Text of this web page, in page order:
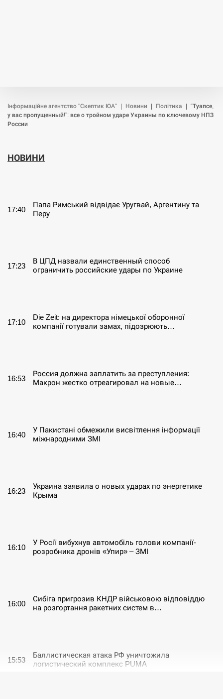
Інформаційне агентство "Скептик ЮА" Новини Політика
“Туапсе,
у вас пропущенный!”: все о тройном ударе Украины по ключевому НПЗ
России
НОВИНИ
17:40
Папа Римський відвідає Уругвай, Аргентину та
Перу
17:23
В ЦПД назвали единственный способ
ограничить российские удары по Украине
17:10
Die Zeit: на директора німецької оборонної
компанії готували замах, підозрюють…
16:53
Россия должна заплатить за преступления:
Макрон жестко отреагировал на новые…
16:40
У Пакистані обмежили висвітлення інформації
міжнародними ЗМІ
16:23
Украина заявила о новых ударах по энергетике
Крыма
16:10
У Росії вибухнув автомобіль голови компанії-
розробника дронів «Упир» – ЗМІ
16:00
Сибіга пригрозив КНДР військовою відповіддю
на розгортання ракетних систем в…
15:53
Баллистическая атака РФ уничтожила
логистический комплекс PUMA